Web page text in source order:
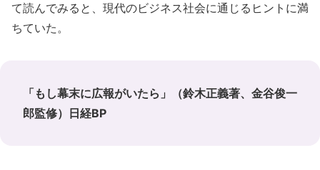
て読んでみると、現代のビジネス社会に通じるヒントに満
ちていた。
「 もし幕末に広報がいたら 」（鈴木正義著、金谷俊一
郎監修）日経BP